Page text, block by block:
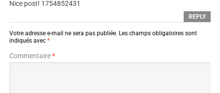
Nice post! 1754852431
REPLY
Votre adresse e-mail ne sera pas publiée. Les champs obligatoires sont
indiqués avec *
Commentaire*